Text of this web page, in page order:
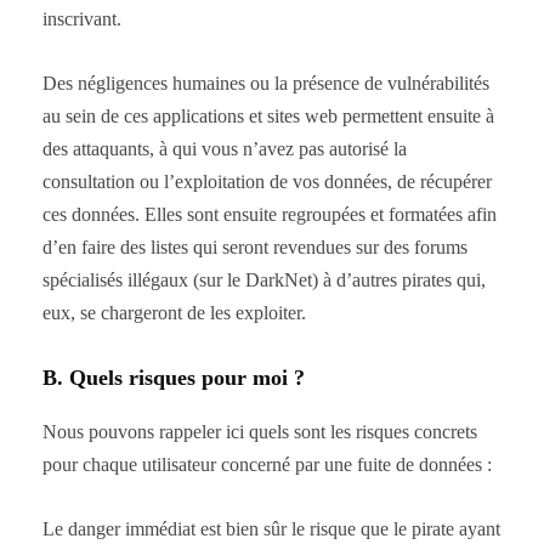
inscrivant.
Des négligences humaines ou la présence de vulnérabilités
au sein de ces applications et sites web permettent ensuite à
des attaquants, à qui vous n’avez pas autorisé la
consultation ou l’exploitation de vos données, de récupérer
ces données. Elles sont ensuite regroupées et formatées afin
d’en faire des listes qui seront revendues sur des forums
spécialisés illégaux (sur le DarkNet) à d’autres pirates qui,
eux, se chargeront de les exploiter.
B. Quels risques pour moi ?
Nous pouvons rappeler ici quels sont les risques concrets
pour chaque utilisateur concerné par une fuite de données :
Le danger immédiat est bien sûr le risque que le pirate ayant